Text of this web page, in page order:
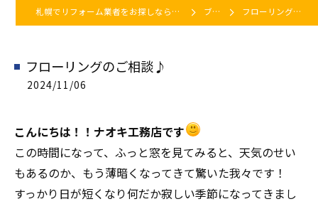
札幌でリフォーム業者をお探しなら株式会社ナオキ工務店 ブログ フローリングのご相談♪
フローリングのご相談♪
2024/11/06
こんにちは！！ナオキ工務店です
この時間になって、ふっと窓を見てみると、天気のせい
もあるのか、もう薄暗くなってきて驚いた我々です！
すっかり日が短くなり何だか寂しい季節になってきまし